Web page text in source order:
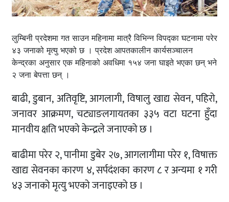
लुम्बिनी प्रदेशमा गत साउन महिनामा मात्रै विभिन्न विपद्का घटनामा परेर
४३ जनाको मृत्यु भएको छ । प्रदेश आपतकालीन कार्यसञ्चालन
केन्द्रका अनुसार एक महिनाको अवधिमा १५४ जना घाइते भएका छन् भने
२ जना बेपत्ता छन् ।
बाढी, डुबान, अतिवृष्टि, आगलागी, विषालु खाद्य सेवन, पहिरो,
जनावर आक्रमण, चट्याङलगायतका ३३५ वटा घटना हुँदा
मानवीय क्षति भएको केन्द्रले जनाएको छ ।
बाढीमा परेर २, पानीमा डुबेर २७, आगलागीमा परेर १, विषाक्त
खाद्य सेवनका कारण ४, सर्पदंशका कारण ८ र अन्यमा १ गरी
४३ जनाको मृत्यु भएको जनाइएको छ ।